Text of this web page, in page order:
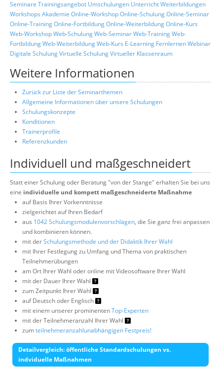
Seminare Trainingsangebot Umschulungen UnterrichtWeiterbildungen
Workshops Akademie Online-WorkshopOnline-SchulungOnline-Seminar
Online-TrainingOnline-FortbildungOnline-WeiterbildungOnline-Kurs
Web-WorkshopWeb-SchulungWeb-SeminarWeb-TrainingWeb-
FortbildungWeb-WeiterbildungWeb-Kurs E-Learning FernlernenWebinar
Digitale SchulungVirtuelle SchulungVirtueller Klassenraum
Weitere Informationen
Zurück zur Liste der Seminarthemen
Allgemeine Informationen über unsere Schulungen
Schulungskonzepte
Konditionen
Trainerprofile
Referenzkunden
Individuell und maßgeschneidert
Statt einer Schulung oder Beratung "von der Stange" erhalten Sie bei uns
eine individuelle und kompett maßgeschneiderte Maßnahme
auf Basis Ihrer Vorkenntnisse
zielgerichtet auf Ihren Bedarf
aus 1042 Schulungsmodulenvorschlägen, die Sie ganz frei anpassen
und kombinieren können.
mit derSchulungsmethode und der Didaktik Ihrer Wahl
mit Ihrer Festlegung zu Umfang und Thema von praktischen
Teilnehmerübungen
am Ort Ihrer Wahl oder online mit Videosoftware Ihrer Wahl
mit der Dauer Ihrer Wahl
zum Zeitpunkt Ihrer Wahl
auf Deutsch oder Englisch
mit einem unserer prominentenTop-Experten
mit der Teilnehmeranzahl Ihrer Wahl
zumteilnehmeranzahlunabhängigen Festpreis!
Detailvergleich: öffentliche Standardschulungen vs.
indviduelle Maßnahmen